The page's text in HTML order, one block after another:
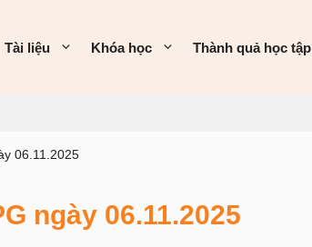
Tài liệu Khóa học Thành quả học tập
06.11.2025
ngày 06.11.2025